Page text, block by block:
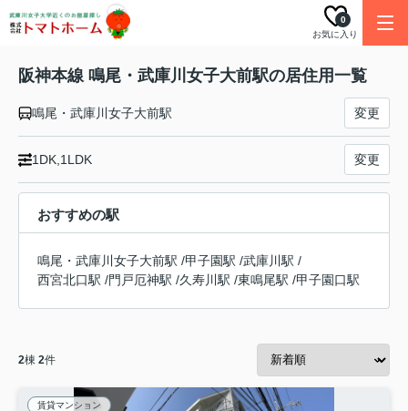
お気に入り
0
阪神本線 鳴尾・武庫川女子大前駅の居住用一覧
鳴尾・武庫川女子大前駅 変更
1DK,1LDK 変更
おすすめの駅
鳴尾・武庫川女子大前駅 /甲子園駅 /武庫川駅 /
西宮北口駅 /門戸厄神駅 /久寿川駅 /東鳴尾駅 /甲子園口駅
2棟 2件
賃貸マンション